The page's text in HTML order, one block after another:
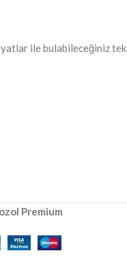
ile bulabileceğiniz tek
Premium